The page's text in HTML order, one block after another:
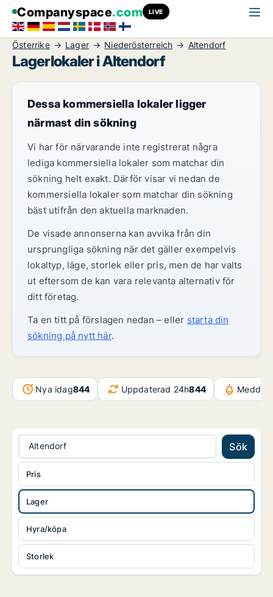
Companyspace.com LIVE
Österrike Lager Niederösterreich Altendorf
Lagerlokaler i Altendorf
Dessa kommersiella lokaler ligger
närmast din sökning
Vi har för närvarande inte registrerat några
lediga kommersiella lokaler som matchar din
sökning helt exakt. Därför visar vi nedan de
kommersiella lokaler som matchar din sökning
bäst utifrån den aktuella marknaden.
De visade annonserna kan avvika från din
ursprungliga sökning när det gäller exempelvis
lokaltyp, läge, storlek eller pris, men de har valts
ut eftersom de kan vara relevanta alternativ för
ditt företag.
Ta en titt på förslagen nedan – eller starta din
sökning på nytt här.
Nya idag844 Uppdaterad 24h844
Altendorf Sök
Lager
Hyra/köpa
Storlek
Pris